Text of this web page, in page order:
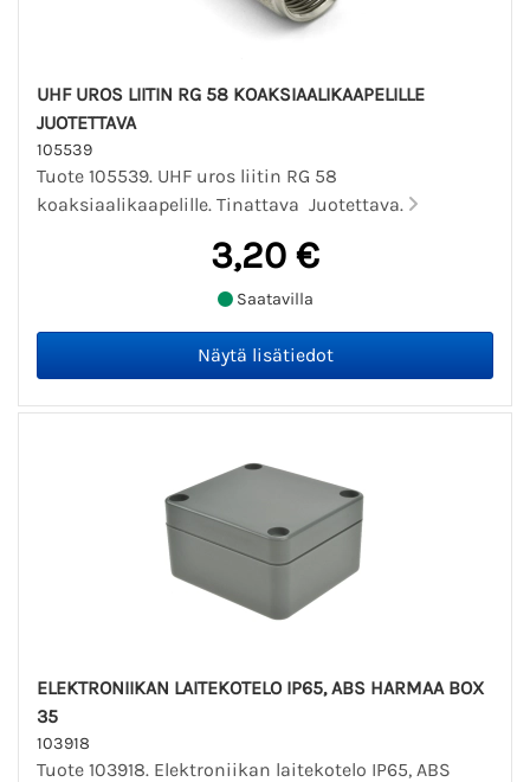
UHF UROS LIITIN RG 58 KOAKSIAALIKAAPELILLE
JUOTETTAVA
105539
Tuote 105539. UHF uros liitin RG 58
koaksiaalikaapelille. Tinattava Juotettava.
3,20 €
Saatavilla
ELEKTRONIIKAN LAITEKOTELO IP65, ABS HARMAA BOX
35
103918
Tuote 103918. Elektroniikan laitekotelo IP65, ABS